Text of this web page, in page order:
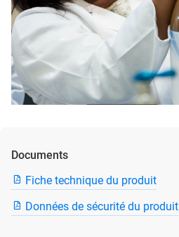
Documents
Fiche technique du produit
Données de sécurité du produit